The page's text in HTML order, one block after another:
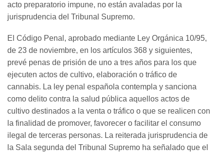
acto preparatorio impune, no están avaladas por la
jurisprudencia del Tribunal Supremo.
El Código Penal, aprobado mediante Ley Orgánica 10/95,
de 23 de noviembre, en los artículos 368 y siguientes,
prevé penas de prisión de uno a tres años para los que
ejecuten actos de cultivo, elaboración o tráfico de
cannabis. La ley penal española contempla y sanciona
como delito contra la salud pública aquellos actos de
cultivo destinados a la venta o tráfico o que se realicen con
la finalidad de promover, favorecer o facilitar el consumo
ilegal de terceras personas. La reiterada jurisprudencia de
la Sala segunda del Tribunal Supremo ha señalado que el